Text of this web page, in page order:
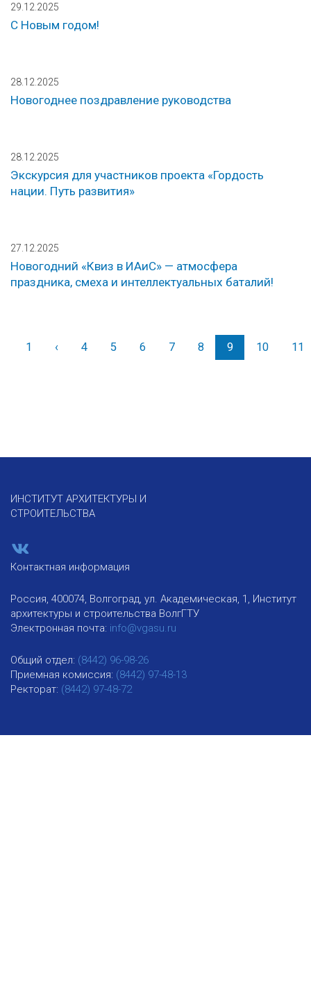
29.12.2025
С Новым годом!
28.12.2025
Новогоднее поздравление руководства
28.12.2025
Экскурсия для участников проекта «Гордость
нации. Путь развития»
27.12.2025
Новогодний «Квиз в ИАиС» — атмосфера
праздника, смеха и интеллектуальных баталий!
1 ‹Назад
4 5 6 7 8 9 10 11
ИНСТИТУТ АРХИТЕКТУРЫ И
СТРОИТЕЛЬСТВА
Контактная информация
Россия, 400074, Волгоград, ул. Академическая, 1, Институт
архитектуры и строительства ВолгГТУ
Электронная почта: info@vgasu.ru
Общий отдел: (8442) 96-98-26
Приемная комиссия: (8442) 97-48-13
Ректорат: (8442) 97-48-72